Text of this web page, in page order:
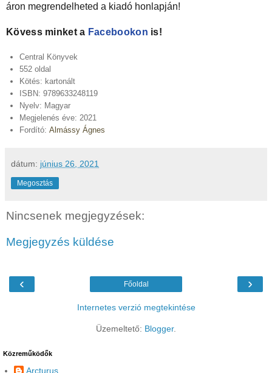
áron megrendelheted a kiadó honlapján!
Kövess minket a Facebookon is!
Central Könyvek
552 oldal
Kötés: kartonált
ISBN: 9789633248119
Nyelv: Magyar
Megjelenés éve: 2021
Fordító: Almássy Ágnes
dátum: június 26, 2021
Megosztás
Nincsenek megjegyzések:
Megjegyzés küldése
‹ ›
Főoldal
Internetes verzió megtekintése
Üzemeltető: Blogger.
Közreműködők
Arcturus